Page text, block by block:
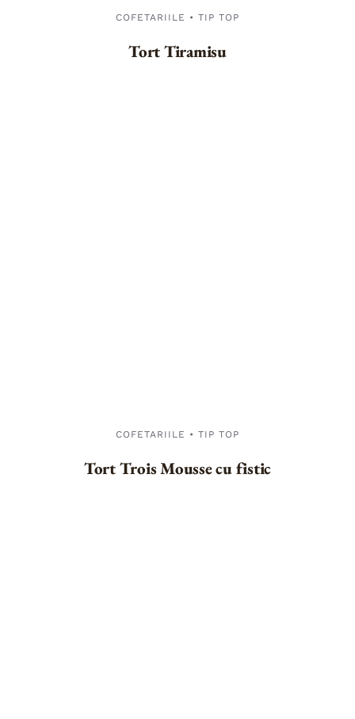
COFETARIILE • TIP TOP
Tort Tiramisu
COFETARIILE • TIP TOP
Tort Trois Mousse cu fistic